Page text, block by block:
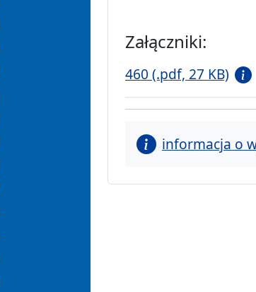
Załączniki:
460 (.pdf, 27 KB)
informacja o